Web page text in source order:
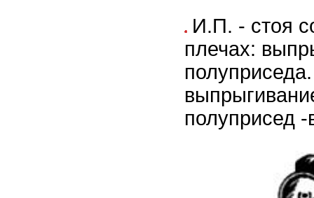
И.П. - стоя
плечах:
полуприсед